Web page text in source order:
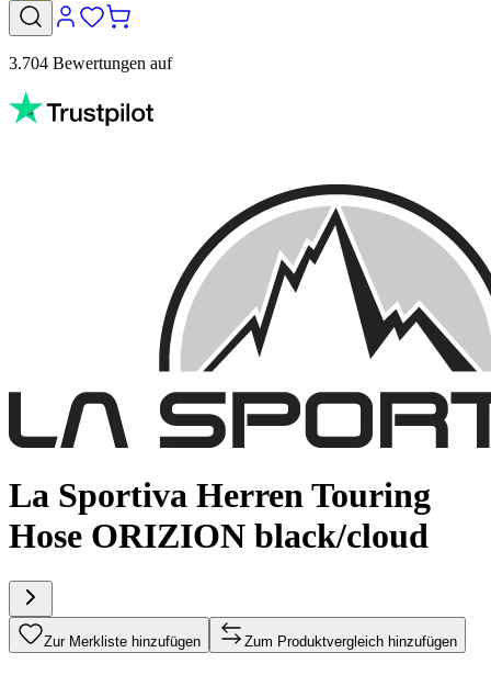
3.704 Bewertungen auf
La Sportiva Herren Touring
Hose ORIZION black/cloud
Zur Merkliste hinzufügen Zum Produktvergleich hinzufügen